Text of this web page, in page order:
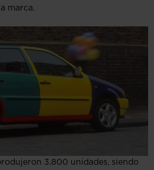
marca.
3.800 unidades, siendo